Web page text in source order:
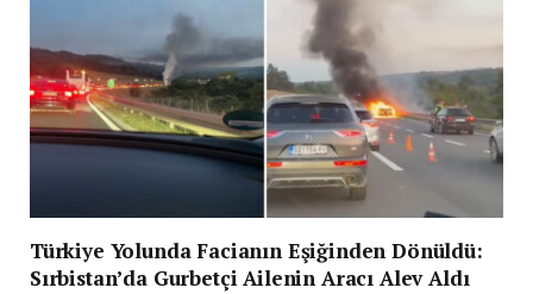
Türkiye Yolunda Facianın Eşiğinden Dönüldü:
Sırbistan’da Gurbetçi Ailenin Aracı Alev Aldı